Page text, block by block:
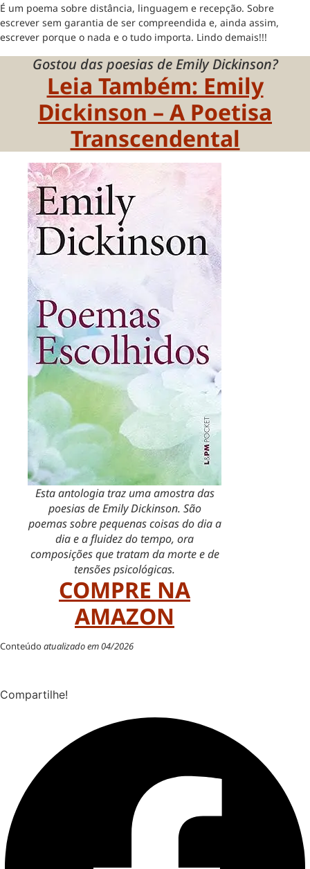
É um poema sobre distância, linguagem e recepção. Sobre
escrever sem garantia de ser compreendida e, ainda assim,
escrever porque o nada e o tudo importa. Lindo demais!!!
Gostou das poesias de Emily Dickinson?
Leia Também: Emily
Dickinson – A Poetisa
Transcendental
Esta antologia traz uma amostra das
poesias de Emily Dickinson. São
poemas sobre pequenas coisas do dia a
dia e a fluidez do tempo, ora
composições que tratam da morte e de
tensões psicológicas.
COMPRE NA
AMAZON
Conteúdoatualizado em 04/2026
Compartilhe!